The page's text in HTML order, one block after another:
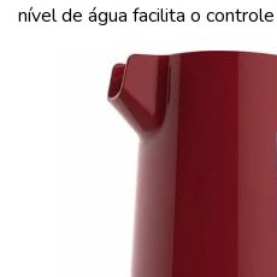
nível de água facilita o